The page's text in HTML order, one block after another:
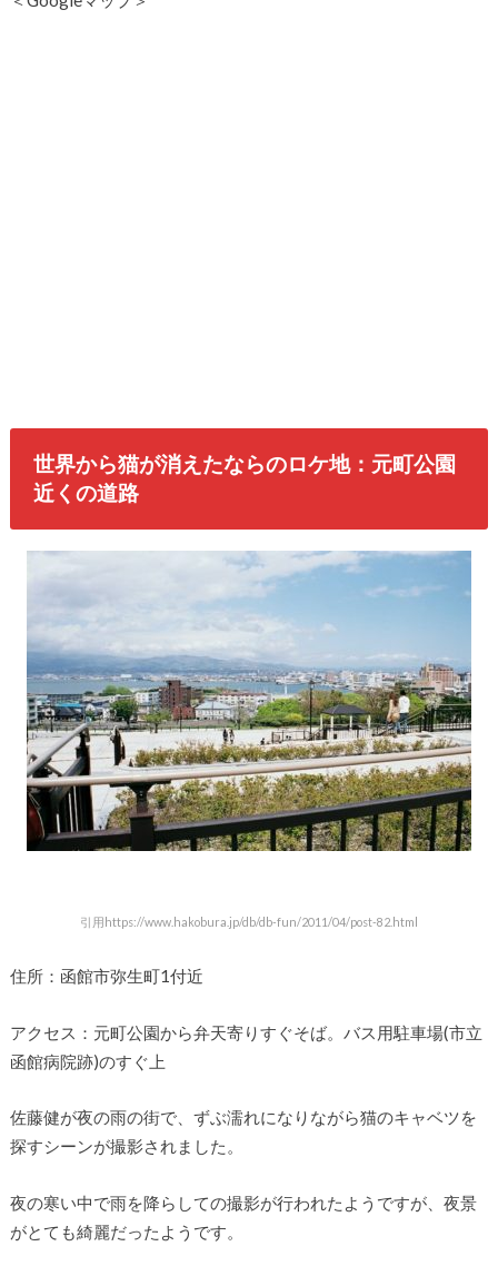
世界から猫が消えたならのロケ地：元町公園
近くの道路
引用https://www.hakobura.jp/db/db-fun/2011/04/post-82.html
住所：函館市弥生町1付近
アクセス：元町公園から弁天寄りすぐそば。バス用駐車場(市立
函館病院跡)のすぐ上
佐藤健が夜の雨の街で、ずぶ濡れになりながら猫のキャベツを
探すシーンが撮影されました。
夜の寒い中で雨を降らしての撮影が行われたようですが、夜景
がとても綺麗だったようです。